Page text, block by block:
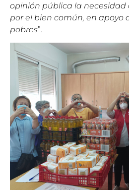
opinión pública la necesidad
por el bien común, en apoyo
pobres”.